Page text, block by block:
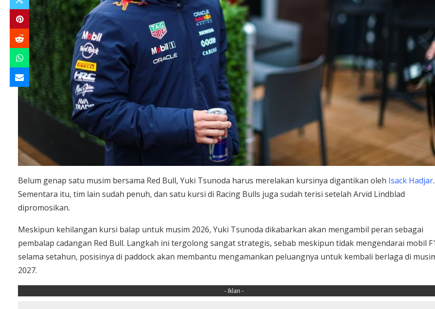
Belum genap satu musim bersama Red Bull, Yuki Tsunoda harus merelakan kursinya digantikan oleh Isack Hadjar.
Sementara itu, tim lain sudah penuh, dan satu kursi di Racing Bulls juga sudah terisi setelah Arvid Lindblad
dipromosikan.
Meskipun kehilangan kursi balap untuk musim 2026, Yuki Tsunoda dikabarkan akan mengambil peran sebagai
pembalap cadangan Red Bull. Langkah ini tergolong sangat strategis, sebab meskipun tidak mengendarai mobil
selama setahun, posisinya di paddock akan membantu mengamankan peluangnya untuk kembali berlaga di
2027.
- Iklan -